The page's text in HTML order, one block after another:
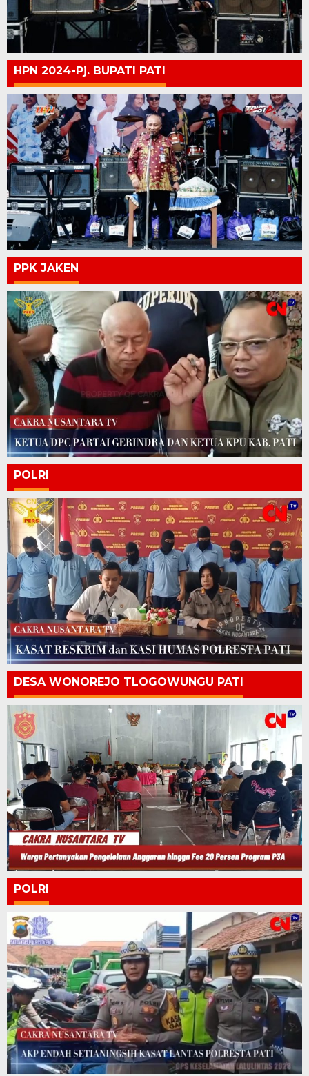
HPN 2024-Pj. BUPATI PATI
PPK JAKEN
POLRI
DESA WONOREJO TLOGOWUNGU PATI
POLRI